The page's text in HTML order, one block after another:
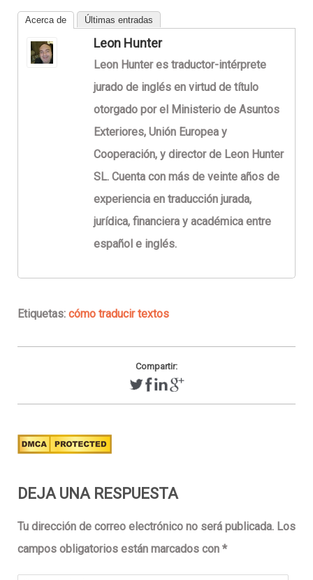
Acerca de Últimas entradas
Leon Hunter
Leon Hunter es traductor-intérprete
jurado de inglés en virtud de título
otorgado por el Ministerio de Asuntos
Exteriores, Unión Europea y
Cooperación, y director de Leon Hunter
SL. Cuenta con más de veinte años de
experiencia en traducción jurada,
jurídica, financiera y académica entre
español e inglés.
Etiquetas: cómo traducir textos
Compartir:
DEJA UNA RESPUESTA
Tu dirección de correo electrónico no será publicada. Los
campos obligatorios están marcados con *